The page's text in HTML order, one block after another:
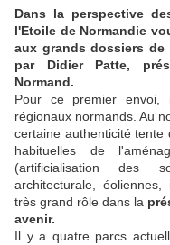
Dans la perspective
l'Etoile de Normandie
aux grands dossiers de
par Didier Patte,
Normand.
Pour ce premier envoi,
régionaux normands. Au
certaine authenticité
habituelles de
(artificialisation des
architecturale,
très grand rôle dans la
avenir.
Il y a quatre parcs